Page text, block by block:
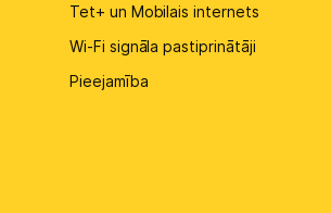
Tet+ un Mobilais internets
Wi-Fi signāla pastiprinātāji
Pieejamība